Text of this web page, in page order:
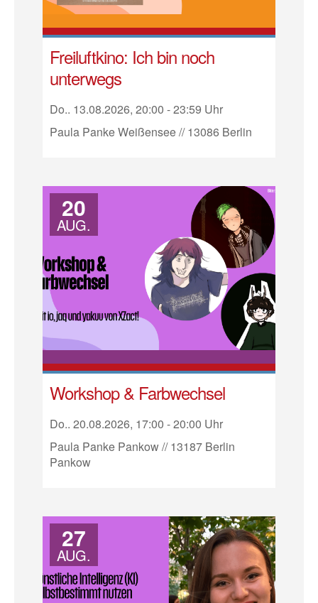
Freiluftkino: Ich bin noch
unterwegs
Do.. 13.08.2026, 20:00 - 23:59 Uhr
Paula Panke Weißensee // 13086 Berlin
20
AUG.
Workshop & Farbwechsel
Do.. 20.08.2026, 17:00 - 20:00 Uhr
Paula Panke Pankow // 13187 Berlin
Pankow
27
AUG.